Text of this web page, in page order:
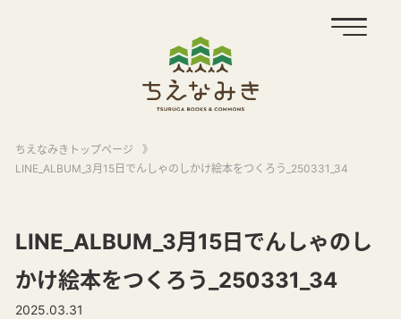
ちえなみきトップページ
》
LINE_ALBUM_3月15日でんしゃのしかけ絵本をつくろう_250331_34
LINE_ALBUM_3月15日でんしゃのし
かけ絵本をつくろう_250331_34
2025.03.31